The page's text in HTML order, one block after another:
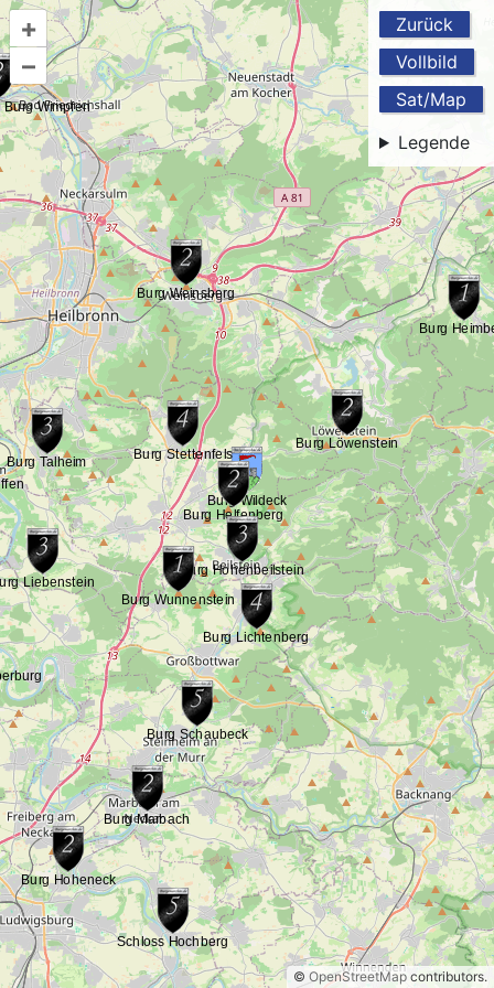
Zurück
Vollbild
Sat/Map
Legende
+
–
© OpenStreetMap contributors.